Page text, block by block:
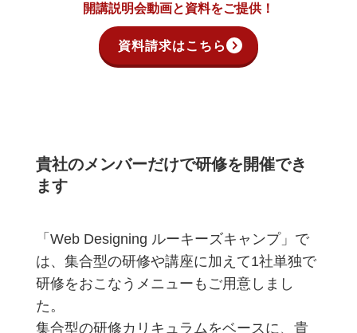
開講説明会動画と資料をご提供！
資料請求はこちら
貴社のメンバーだけで研修を開催でき
ます
「Web Designing ルーキーズキャンプ」で
は、集合型の研修や講座に加えて1社単独で
研修をおこなうメニューもご用意しまし
た。
集合型の研修カリキュラムをベースに、貴